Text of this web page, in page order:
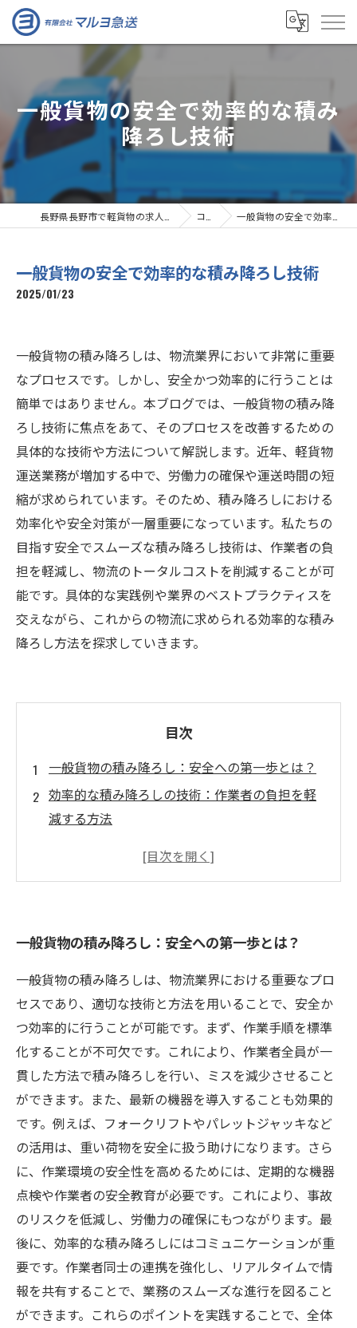
一般貨物の安全で効率的な積み
降ろし技術
コラム 一般貨物の安全で効率的な積み降ろし技術
一般貨物の安全で効率的な積み降ろし技術
2025/01/23
一般貨物の積み降ろしは、物流業界において非常に重要
なプロセスです。しかし、安全かつ効率的に行うことは
簡単ではありません。本ブログでは、一般貨物の積み降
ろし技術に焦点をあて、そのプロセスを改善するための
具体的な技術や方法について解説します。近年、軽貨物
運送業務が増加する中で、労働力の確保や運送時間の短
縮が求められています。そのため、積み降ろしにおける
効率化や安全対策が一層重要になっています。私たちの
目指す安全でスムーズな積み降ろし技術は、作業者の負
担を軽減し、物流のトータルコストを削減することが可
能です。具体的な実践例や業界のベストプラクティスを
交えながら、これからの物流に求められる効率的な積み
降ろし方法を探求していきます。
目次
一般貨物の積み降ろし：安全への第一歩とは？
効率的な積み降ろしの技術：作業者の負担を軽
減する方法
新たなニーズに応える積み降ろし技術：業界の
変化に対応するには
成功事例に学ぶ！より安全で効率的な積み降ろ
し方法とは
軽貨物運送の未来：積み降ろし技術の進化と安
全対策
まとめ：一般貨物の積み降ろしを革新するため
の次のステップ
一般貨物の積み降ろし：安全への第一歩とは？
一般貨物の積み降ろしは、物流業界における重要なプロ
セスであり、適切な技術と方法を用いることで、安全か
つ効率的に行うことが可能です。まず、作業手順を標準
化することが不可欠です。これにより、作業者全員が一
貫した方法で積み降ろしを行い、ミスを減少させること
ができます。また、最新の機器を導入することも効果的
です。例えば、フォークリフトやパレットジャッキなど
の活用は、重い荷物を安全に扱う助けになります。さら
に、作業環境の安全性を高めるためには、定期的な機器
点検や作業者の安全教育が必要です。これにより、事故
のリスクを低減し、労働力の確保にもつながります。最
後に、効率的な積み降ろしにはコミュニケーションが重
要です。作業者同士の連携を強化し、リアルタイムで情
報を共有することで、業務のスムーズな進行を図ること
ができます。これらのポイントを実践することで、全体